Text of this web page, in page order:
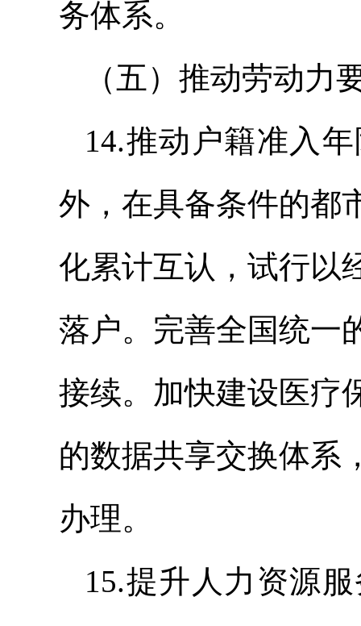
务体系。
（五）推动劳动力
14.推动户籍准入
外，在具备条件的都
化累计互认，试行以
落户。完善全国统一
接续。加快建设医疗
的数据共享交换体系
办理。
15.提升人力资源